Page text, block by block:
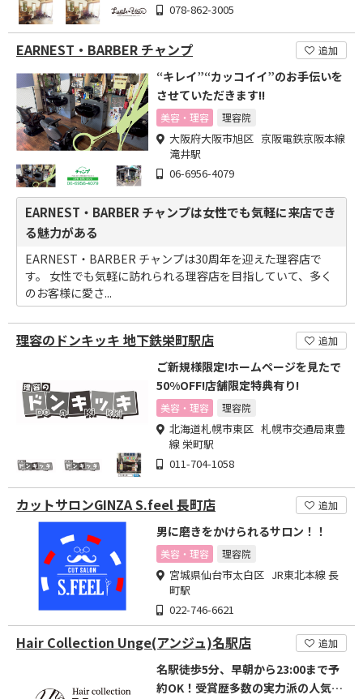
078-862-3005
EARNEST・BARBER チャンプ 追加
“キレイ”“カッコイイ”のお手伝いを
させていただきます!!
美容・理容 理容院
大阪府大阪市旭区 京阪電鉄京阪本線
滝井駅
06-6956-4079
EARNEST・BARBER チャンプは女性でも気軽に来店でき
る魅力がある
EARNEST・BARBER チャンプは30周年を迎えた理容店で
す。 女性でも気軽に訪れられる理容店を目指していて、多く
のお客様に愛さ...
理容のドンキッキ 地下鉄栄町駅店 追加
ご新規様限定!ホームページを見たで
50%OFF!店舗限定特典有り!
美容・理容 理容院
北海道札幌市東区 札幌市交通局東豊
線 栄町駅
011-704-1058
カットサロンGINZA S.feel 長町店 追加
男に磨きをかけられるサロン！！
美容・理容 理容院
宮城県仙台市太白区 JR東北本線 長
町駅
022-746-6621
Hair Collection Unge(アンジュ)名駅店 追加
名駅徒歩5分、早朝から23:00まで予
約OK！受賞歴多数の実力派の人気サ